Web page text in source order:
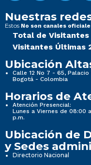
Nuestras
Estos No son canales
Total de Visitantes
Visitantes Últimas
Ubicación
Calle 12 No 7 - 65,
Bogotá - Colombia
Horarios de
Atención Presencial:
Lunes a Viernes de 08:00
p.m.
Ubicación de
y Sedes
Directorio Nacional